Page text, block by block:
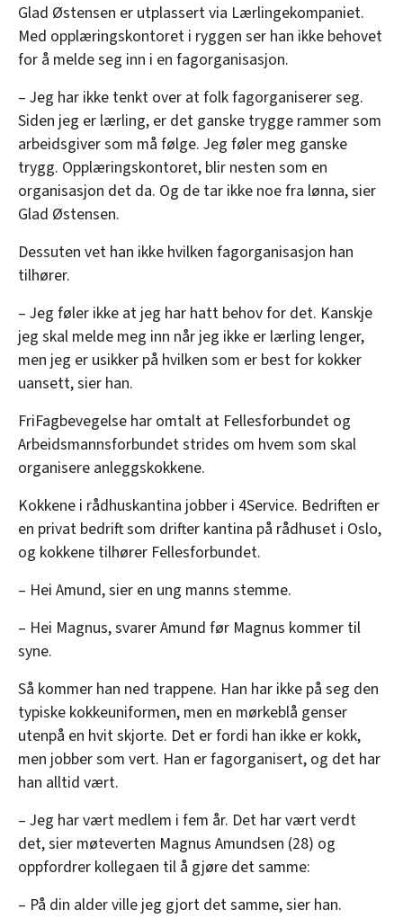
Glad Østensen er utplassert via Lærlingekompaniet.
Med opplæringskontoret i ryggen ser han ikke behovet
for å melde seg inn i en fagorganisasjon.
– Jeg har ikke tenkt over at folk fagorganiserer seg.
Siden jeg er lærling, er det ganske trygge rammer som
arbeidsgiver som må følge. Jeg føler meg ganske
trygg. Opplæringskontoret, blir nesten som en
organisasjon det da. Og de tar ikke noe fra lønna, sier
Glad Østensen.
Dessuten vet han ikke hvilken fagorganisasjon han
tilhører.
– Jeg føler ikke at jeg har hatt behov for det. Kanskje
jeg skal melde meg inn når jeg ikke er lærling lenger,
men jeg er usikker på hvilken som er best for kokker
uansett, sier han.
FriFagbevegelse har omtalt at Fellesforbundet og
Arbeidsmannsforbundet strides om hvem som skal
organisere anleggskokkene.
Kokkene i rådhuskantina jobber i 4Service. Bedriften er
en privat bedrift som drifter kantina på rådhuset i Oslo,
og kokkene tilhører Fellesforbundet.
– Hei Amund, sier en ung manns stemme.
– Hei Magnus, svarer Amund før Magnus kommer til
syne.
Så kommer han ned trappene. Han har ikke på seg den
typiske kokkeuniformen, men en mørkeblå genser
utenpå en hvit skjorte. Det er fordi han ikke er kokk,
men jobber som vert. Han er fagorganisert, og det har
han alltid vært.
– Jeg har vært medlem i fem år. Det har vært verdt
det, sier møteverten Magnus Amundsen (28) og
oppfordrer kollegaen til å gjøre det samme:
– På din alder ville jeg gjort det samme, sier han.